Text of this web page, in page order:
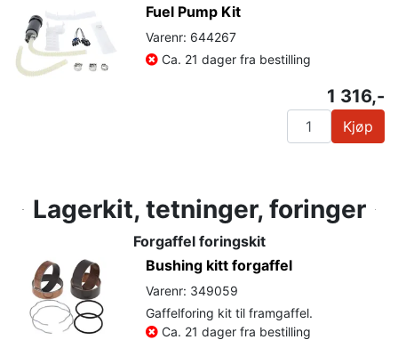
Fuel Pump Kit
Varenr: 644267
Ca. 21 dager fra bestilling
1 316,-
Kjøp
Lagerkit, tetninger, foringer
Forgaffel foringskit
Bushing kitt forgaffel
Varenr: 349059
Gaffelforing kit til framgaffel.
Ca. 21 dager fra bestilling